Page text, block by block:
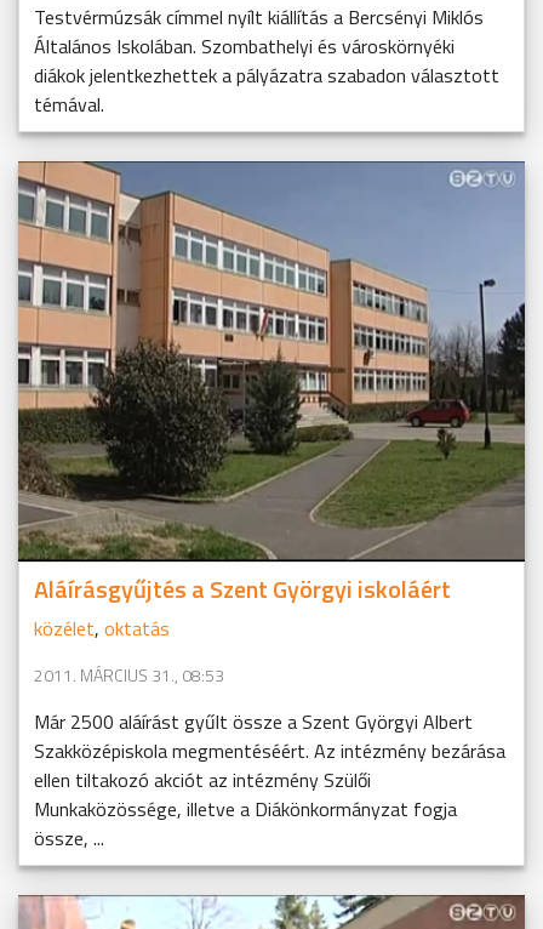
Testvérmúzsák címmel nyílt kiállítás a Bercsényi Miklós
Általános Iskolában. Szombathelyi és városkörnyéki
diákok jelentkezhettek a pályázatra szabadon választott
témával.
Aláírásgyűjtés a Szent Györgyi iskoláért
közélet, oktatás
2011. MÁRCIUS 31., 08:53
Már 2500 aláírást gyűlt össze a Szent Györgyi Albert
Szakközépiskola megmentéséért. Az intézmény bezárása
ellen tiltakozó akciót az intézmény Szülői
Munkaközössége, illetve a Diákönkormányzat fogja
össze, ...